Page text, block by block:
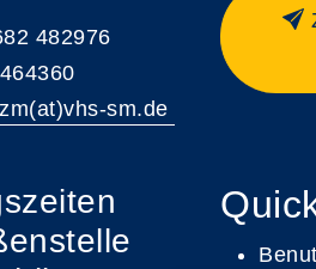
482976
sm.de